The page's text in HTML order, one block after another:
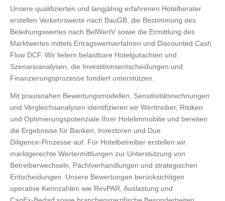
Unsere qualifizierten und langjährig erfahrenen Hotelberater
erstellen Verkehrswerte nach BauGB, die Bestimmung des
Beleihungswertes nach BelWertV sowie die Ermittlung des
Marktwertes mittels Ertragswertverfahren und Discounted Cash
Flow DCF. Wir liefern belastbare Hotelgutachten und
Szenarioanalysen, die Investitionsentscheidungen und
Finanzierungsprozesse fundiert unterstützen.
Mit praxisnahen Bewertungsmodellen, Sensitivitätsrechnungen
und Vergleichsanalysen identifizieren wir Werttreiber, Risiken
und Optimierungspotenziale Ihrer Hotelimmobilie und bereiten
die Ergebnisse für Banken, Investoren und Due
Diligence‑Prozesse auf. Für Hotelbetreiber erstellen wir
marktgerechte Wertermittlungen zur Unterstützung von
Betreiberwechseln, Pachtverhandlungen und strategischen
Entscheidungen. Unsere Bewertungen berücksichtigen
operative Kennzahlen wie RevPAR, Auslastung und